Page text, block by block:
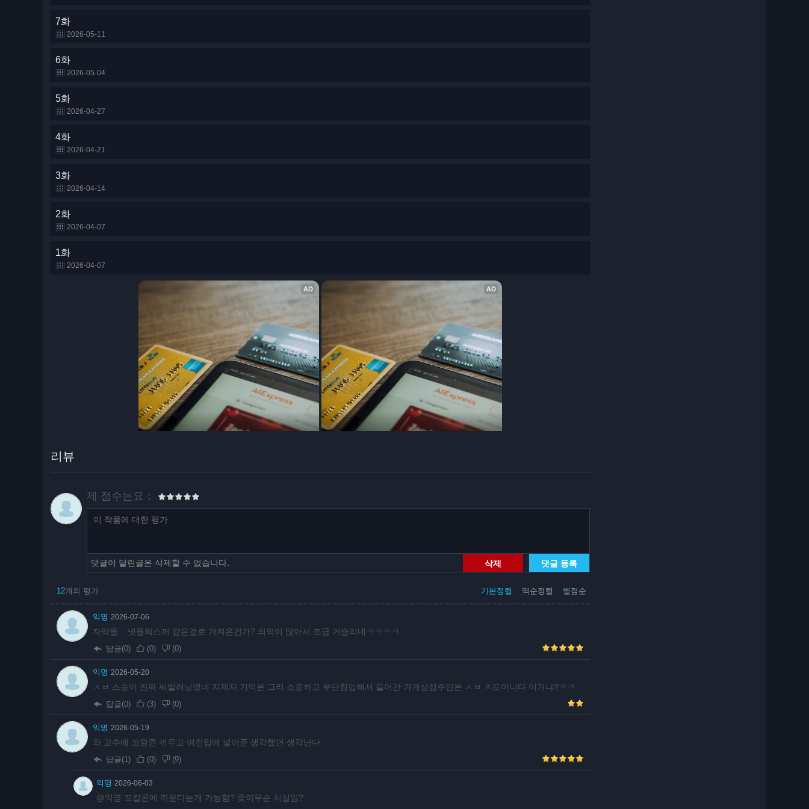
7화
2026-05-11
6화
2026-05-04
5화
2026-04-27
4화
2026-04-21
3화
2026-04-14
2화
2026-04-07
1화
2026-04-07
리뷰
제 점수는요：
삭제 댓글 등록
댓글이 달린글은 삭제할 수 없습니다.
기본정렬 역순정렬 별점순
12개의 평가
익명 2026-07-06
자막을... 넷플릭스꺼 같은걸로 가져온건가? 의역이 많아서 조금 거슬리네ㅋㅋㅋㅋ
답글(0) (0) (0)
익명 2026-05-20
ㅅㅂ 스승이 진짜 씨발려닝였네 지제자 기억은 그리 소중하고 무단침입해서 들어간 가게상점주인은 ㅅㅂ ㅈ도아니다 이거냐?ㅋㅋ
답글(0) (3) (0)
익명 2026-05-19
와 고추에 꼬깔콘 끼우고 여친입에 넣어준 생각했던 생각난다
답글(1) (0) (9)
익명 2026-06-03
@익명 꼬칼콘에 끼운다는게 가능함? 좆이무슨 치실임?